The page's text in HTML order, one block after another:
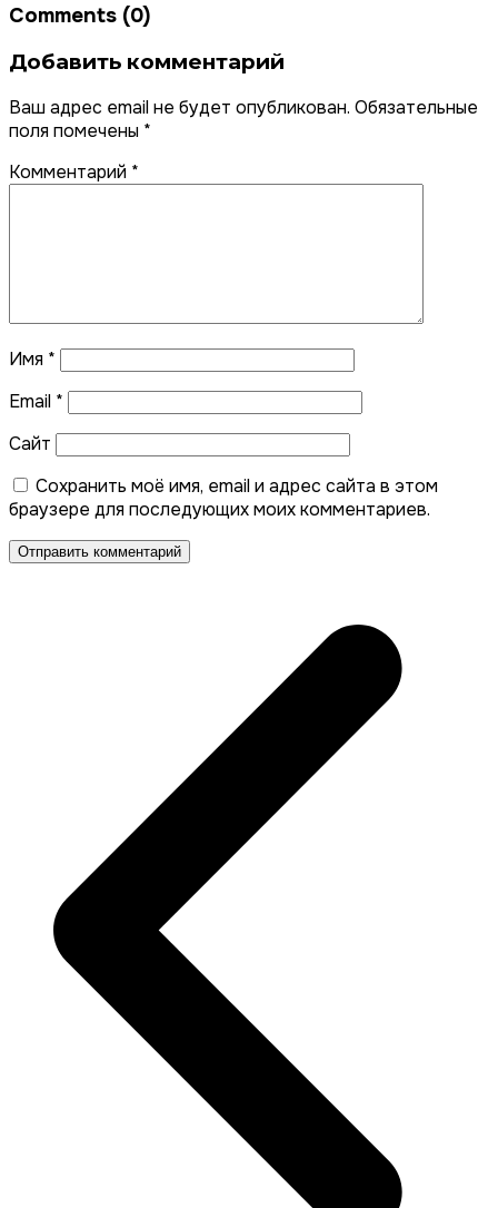
Comments (0)
Добавить комментарий
Ваш адрес email не будет опубликован. Обязательные
поля помечены *
Комментарий *
Имя *
Email *
Сайт
Сохранить моё имя, email и адрес сайта в этом
браузере для последующих моих комментариев.